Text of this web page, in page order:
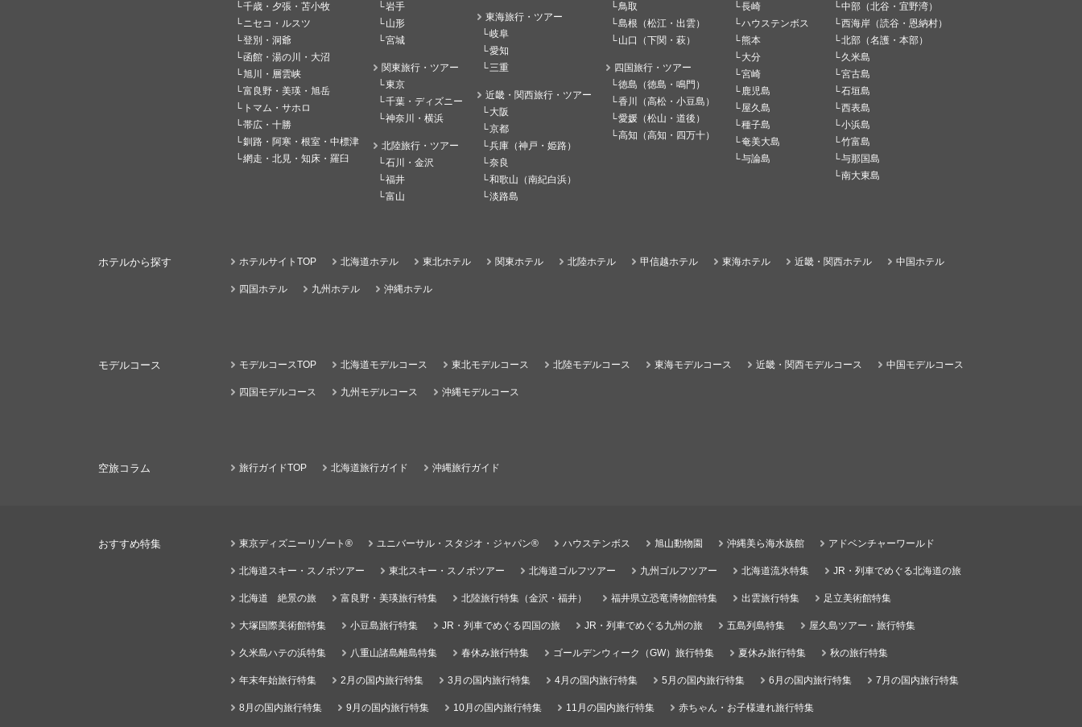
千歳・夕張・苫小牧
ニセコ・ルスツ
登別・洞爺
函館・湯の川・大沼
旭川・層雲峡
富良野・美瑛・旭岳
トマム・サホロ
帯広・十勝
釧路・阿寒・根室・中標津
網走・北見・知床・羅臼
岩手
山形
宮城
関東旅行・ツアー
東京
千葉・ディズニー
神奈川・横浜
北陸旅行・ツアー
石川・金沢
福井
富山
東海旅行・ツアー
岐阜
愛知
三重
近畿・関西旅行・ツアー
大阪
京都
兵庫（神戸・姫路）
奈良
和歌山（南紀白浜）
淡路島
鳥取
島根（松江・出雲）
山口（下関・萩）
四国旅行・ツアー
徳島（徳島・鳴門）
香川（高松・小豆島）
愛媛（松山・道後）
高知（高知・四万十）
長崎
ハウステンボス
熊本
大分
宮崎
鹿児島
屋久島
種子島
奄美大島
与論島
中部（北谷・宜野湾）
西海岸（読谷・恩納村）
北部（名護・本部）
久米島
宮古島
石垣島
西表島
小浜島
竹富島
与那国島
南大東島
ホテルから探す ホテルサイトTOP 北海道ホテル 東北ホテル 関東ホテル 北陸ホテル 甲信越ホテル 東海ホテル 近畿・関西ホテル 中国ホテル
四国ホテル 九州ホテル 沖縄ホテル
モデルコース モデルコースTOP 北海道モデルコース 東北モデルコース 北陸モデルコース 東海モデルコース 近畿・関西モデルコース 中国モデルコース
四国モデルコース 九州モデルコース 沖縄モデルコース
空旅コラム 旅行ガイドTOP 北海道旅行ガイド 沖縄旅行ガイド
おすすめ特集 東京ディズニーリゾート® ユニバーサル・スタジオ・ジャパン® ハウステンボス 旭山動物園 沖縄美ら海水族館 アドベンチャーワールド
北海道スキー・スノボツアー 東北スキー・スノボツアー 北海道ゴルフツアー 九州ゴルフツアー 北海道流氷特集 JR・列車でめぐる北海道の旅
北海道 絶景の旅 富良野・美瑛旅行特集 北陸旅行特集（金沢・福井） 福井県立恐竜博物館特集 出雲旅行特集 足立美術館特集
大塚国際美術館特集 小豆島旅行特集 JR・列車でめぐる四国の旅 JR・列車でめぐる九州の旅 五島列島特集 屋久島ツアー・旅行特集
久米島ハテの浜特集 八重山諸島離島特集 春休み旅行特集 ゴールデンウィーク（GW）旅行特集 夏休み旅行特集 秋の旅行特集
年末年始旅行特集 2月の国内旅行特集 3月の国内旅行特集 4月の国内旅行特集 5月の国内旅行特集 6月の国内旅行特集 7月の国内旅行特集
8月の国内旅行特集 9月の国内旅行特集 10月の国内旅行特集 11月の国内旅行特集 赤ちゃん・お子様連れ旅行特集